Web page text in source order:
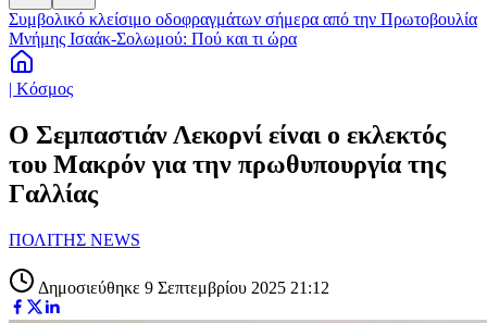
Συμβολικό κλείσιμο οδοφραγμάτων σήμερα από την Πρωτοβουλία
Μνήμης Ισαάκ-Σολωμού: Πού και τι ώρα
| Κόσμος
Ο Σεμπαστιάν Λεκορνί είναι ο εκλεκτός
του Μακρόν για την πρωθυπουργία της
Γαλλίας
ΠΟΛΙΤΗΣ NEWS
Δημοσιεύθηκε 9 Σεπτεμβρίου 2025 21:12